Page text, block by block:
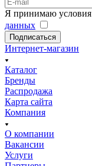
Я принимаю условия
данных
Подписаться
Интернет-магазин
Каталог
Бренды
Распродажа
Карта сайта
Компания
О компании
Вакансии
Услуги